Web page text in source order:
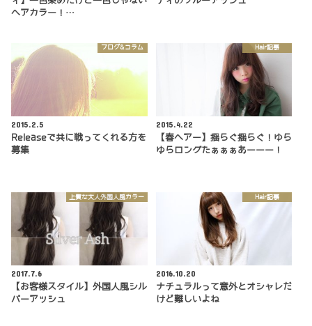
ヘアカラー！…
ブログ&コラム
2015.2.5
Releaseで共に戦ってくれる方を
募集
Hair記事
2015.4.22
【春ヘアー】揺らぐ揺らぐ！ゆら
ゆらロングたぁぁぁあーーー！
上質な大人外国人風カラー
2017.7.6
【お客様スタイル】外国人風シル
バーアッシュ
Hair記事
2016.10.20
ナチュラルって意外とオシャレだ
けど難しいよね